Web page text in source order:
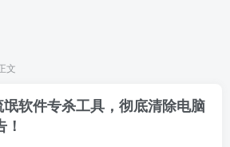
文
软件专杀工具，彻底清除电脑